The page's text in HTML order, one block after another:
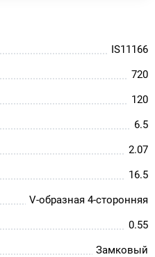
IS11166
720
120
6.5
2.07
16.5
V-образная 4-сторонняя
0.55
Замковый